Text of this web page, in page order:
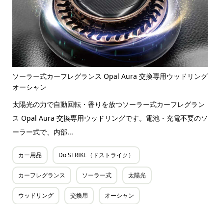
ソーラー式カーフレグランス Opal Aura 交換専用ウッドリング
オーシャン
太陽光の力で自動回転・香りを放つソーラー式カーフレグラン
ス Opal Aura 交換専用ウッドリングです。電池・充電不要のソ
ーラー式で、内部...
カー用品 Do STRIKE（ドストライク）
カーフレグランス ソーラー式 太陽光
ウッドリング 交換用 オーシャン